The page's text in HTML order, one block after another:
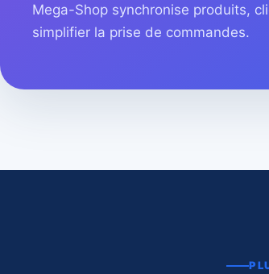
Mega-Shop synchronise produits,
simplifier la prise de commandes.